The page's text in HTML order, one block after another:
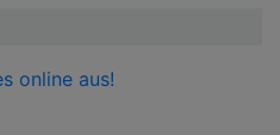
online aus!